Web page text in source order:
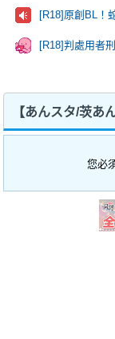
[R18]原創BL！
[R18]判處用者
【あんスタ/茨あ
您必